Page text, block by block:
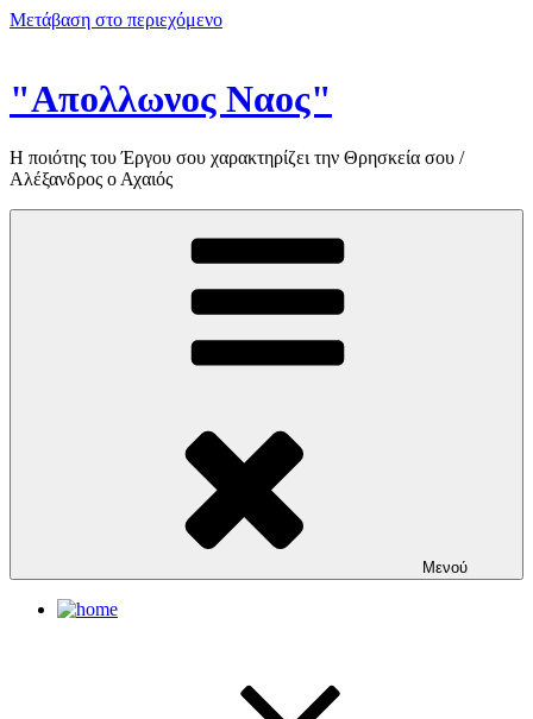
Μετάβαση στο περιεχόμενο
"Απολλωνος Ναος"
Η ποιότης του Έργου σου χαρακτηρίζει την Θρησκεία σου /
Αλέξανδρος ο Αχαιός
Μενού